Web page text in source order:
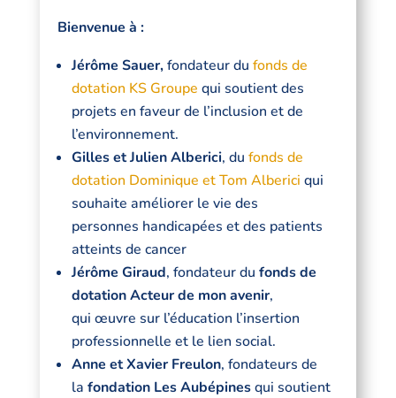
Bienvenue à :
Jérôme Sauer,fondateur du fonds de
dotation KS Groupe qui soutient des
projets en faveur de l’inclusion et de
l’environnement.
Gilles et Julien Alberici, du fonds de
dotation Dominique et Tom Alberici qui
souhaite améliorer le vie des
personnes handicapées et des patients
atteints de cancer
Jérôme Giraud, fondateur du fonds de
dotation Acteur de mon avenir,
qui œuvre sur l’éducation l’insertion
professionnelle et le lien social.
Anne et Xavier Freulon, fondateurs de
la fondation Les Aubépinesqui soutient